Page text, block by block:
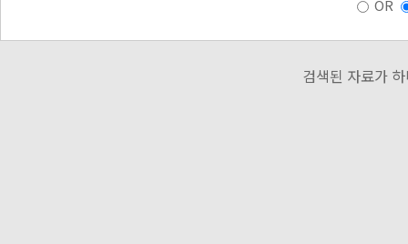
OR
검색된 자료가